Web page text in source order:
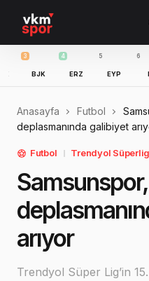
BJK ERZ EYP FB
Anasayfa Futbol
deplasmanında galibiyet
Futbol Trendyol Süperlig
arıyor
Trendyol Süper Lig’in